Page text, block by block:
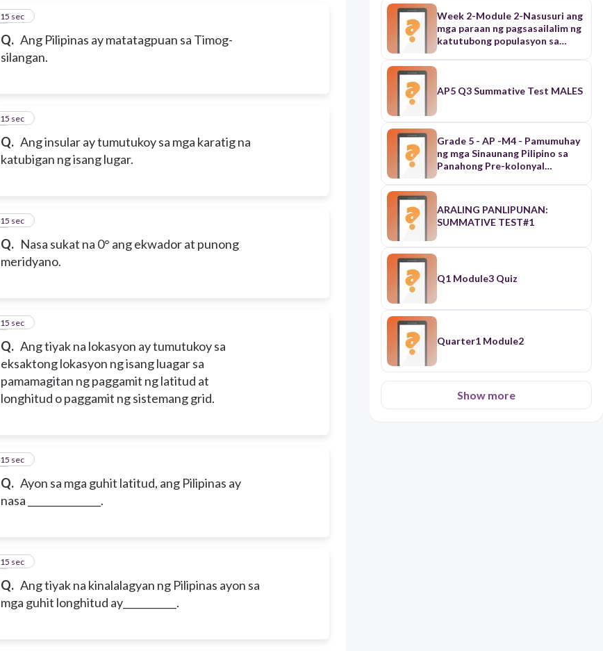
Q. Ang Pilipinas ay matatagpuan sa Timog-
silangan.
215 sec
Q. Ang insular ay tumutukoy sa mga karatig na
katubigan ng isang lugar.
315 sec
Q. Nasa sukat na 0° ang ekwador at punong
meridyano.
415 sec
Q. Ang tiyak na lokasyon ay tumutukoy sa
eksaktong lokasyon ng isang luagar sa
pamamagitan ng paggamit ng latitud at
longhitud o paggamit ng sistemang grid.
515 sec
Q. Ayon sa mga guhit latitud, ang Pilipinas ay
nasa _______________.
615 sec
Q. Ang tiyak na kinalalagyan ng Pilipinas ayon sa
mga guhit longhitud ay___________.
715 sec
Week 2-Module 2-Nasusuri ang
mga paraan ng pagsasailalim ng
katutubong populasyon sa
kapangyarihan ng Espanya
AP5 Q3 Summative Test MALES
Grade 5 - AP -M4 - Pamumuhay
ng mga Sinaunang Pilipino sa
Panahong Pre-kolonyal
(Tayahin)
ARALING PANLIPUNAN:
SUMMATIVE TEST#1
Q1 Module3 Quiz
Quarter1 Module2
Show more